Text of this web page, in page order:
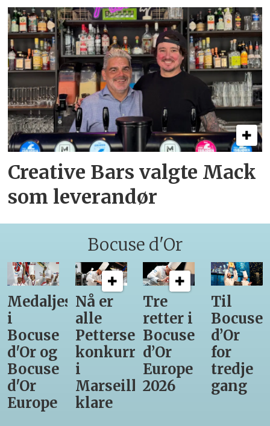
Creative Bars valgte Mack
som leverandør
Bocuse d'Or
Medaljestatistikk
i
Bocuse
d'Or og
Bocuse
d'Or
Europe
Nå er
alle
Pettersens
konkurrenter
i
Marseille
klare
Tre
retter i
Bocuse
d’Or
Europe
2026
Til
Bocuse
d’Or
for
tredje
gang